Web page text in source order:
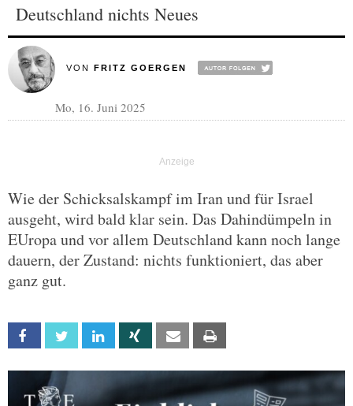
Deutschland nichts Neues
VON FRITZ GOERGEN
Mo, 16. Juni 2025
Wie der Schicksalskampf im Iran und für Israel
ausgeht, wird bald klar sein. Das Dahindümpeln in
EUropa und vor allem Deutschland kann noch lange
dauern, der Zustand: nichts funktioniert, das aber
ganz gut.
Facebook Twitter Linkedin Xing Email